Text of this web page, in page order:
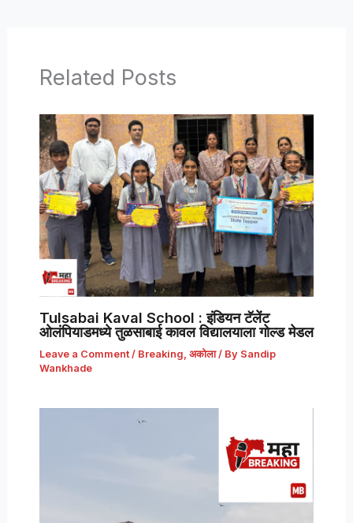
Related Posts
Tulsabai Kaval School : इंडियन टॅलेंट
ओलंपियाडमध्ये तुळसाबाई कावल विद्यालयाला गोल्ड मेडल
Leave a Comment / Breaking अकोला/ By Sandip
Wankhade